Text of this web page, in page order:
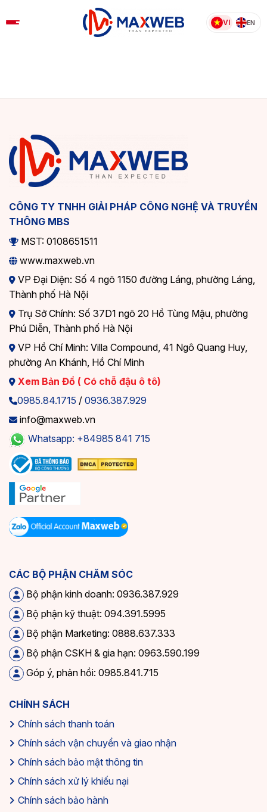
to
VI EN
CÔNG TY TNHH GIẢI PHÁP CÔNG NGHỆ VÀ TRUYỀN
THÔNG MBS
MST: 0108651511
www.maxweb.vn
VP Đại Diện: Số 4 ngõ 1150 đường Láng, phường Láng,
Thành phố Hà Nội
Trụ Sở Chính: Số 37D1 ngõ 20 Hồ Tùng Mậu, phường
Phú Diễn, Thành phố Hà Nội
VP Hồ Chí Minh: Villa Compound, 41 Ngô Quang Huy,
phường An Khánh, Hồ Chí Minh
Xem Bản Đồ ( Có chỗ đậu ô tô)
0985.84.1715 / 0936.387.929
info@maxweb.vn
Whatsapp: +84985 841 715
CÁC BỘ PHẬN CHĂM SÓC
Bộ phận kinh doanh: 0936.387.929
Bộ phận kỹ thuật: 094.391.5995
Bộ phận Marketing: 0888.637.333
Bộ phận CSKH & gia hạn: 0963.590.199
Góp ý, phản hồi: 0985.841.715
CHÍNH SÁCH
Chính sách thanh toán
Chính sách vận chuyển và giao nhận
Chính sách bảo mật thông tin
Chính sách xử lý khiếu nại
Chính sách bảo hành